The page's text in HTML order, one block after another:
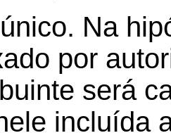
Na
por
será
incluída